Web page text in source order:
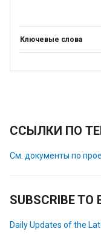
Ключевые слова
ССЫЛКИ ПО
См. документы по
SUBSCRIBE TO
Daily Updates of the